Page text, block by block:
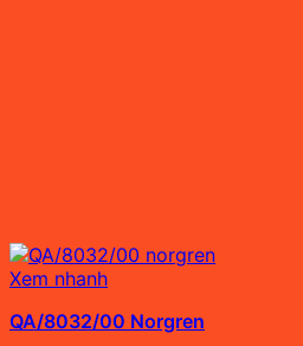
Xem nhanh
QA/8032/00 Norgren